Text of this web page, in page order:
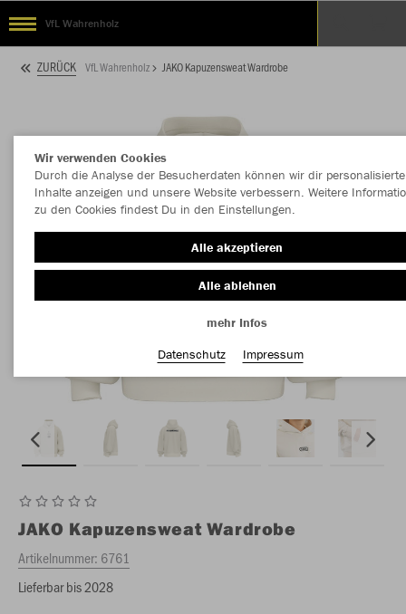
VfL Wahrenholz
ZURÜCK VfL Wahrenholz JAKO Kapuzensweat Wardrobe
JAKO Kapuzensweat Wardrobe
Artikelnummer: 6761
Lieferbar bis 2028
Wir verwenden Cookies
Durch die Analyse der Besucherdaten können wir dir personalisierte
Inhalte anzeigen und unsere Website verbessern. Weitere
zu den Cookies findest Du in den Einstellungen.
Alle akzeptieren
Alle ablehnen
mehr Infos
Datenschutz
Impressum